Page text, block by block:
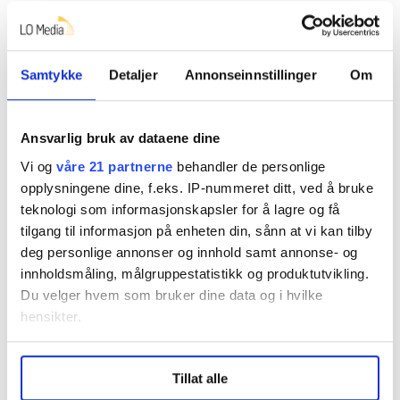
Samtykke Detaljer Annonseinnstillinger Om
Ansvarlig bruk av dataene dine
Vi og våre 21 partnerne behandler de personlige
opplysningene dine, f.eks. IP-nummeret ditt, ved å bruke
teknologi som informasjonskapsler for å lagre og få
tilgang til informasjon på enheten din, sånn at vi kan tilby
deg personlige annonser og innhold samt annonse- og
innholdsmåling, målgruppestatistikk og produktutvikling.
Du velger hvem som bruker dine data og i hvilke
hensikter.
Undermer infokan du lese om hvordan dine personlige
data behandles og hvordan du kan velge hvordan de skal
Tillat alle
Denne artikkelen er
julie borchgrevink Nyheter
Del artikkel
Nå:4stillingsannonser